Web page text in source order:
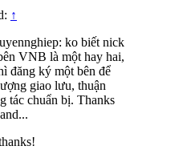
↑
ko biết nick
VNB là một hay hai,
đăng ký một bên để
giao lưu, thuận
tác chuẩn bị. Thanks